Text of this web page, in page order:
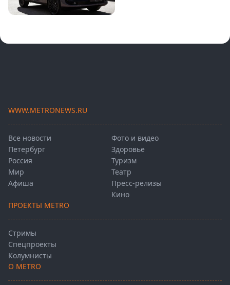
WWW.METRONEWS.RU
Все новости
Петербург
Россия
Мир
Афиша
Фото и видео
Здоровье
Туризм
Театр
Пресс-релизы
Кино
ПРОЕКТЫ METRO
Стримы
Спецпроекты
Колумнисты
О METRO